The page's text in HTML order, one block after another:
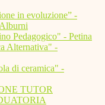
in evoluzione” -
Pedagogico" - Petina
Alternativa" -
di ceramica" -
TUTOR